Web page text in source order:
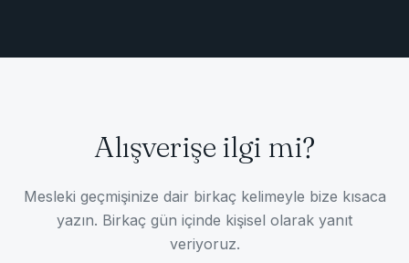
Alışverişe ilgi mi?
Mesleki geçmişinize dair birkaç kelimeyle bize kısaca
yazın. Birkaç gün içinde kişisel olarak yanıt
veriyoruz.